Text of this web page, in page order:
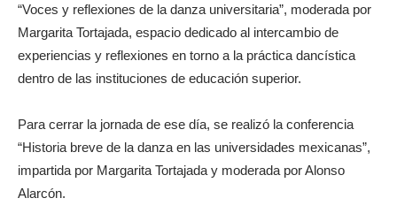
“Voces y reflexiones de la danza universitaria”, moderada por
Margarita Tortajada, espacio dedicado al intercambio de
experiencias y reflexiones en torno a la práctica dancística
dentro de las instituciones de educación superior.
Para cerrar la jornada de ese día, se realizó la conferencia
“Historia breve de la danza en las universidades mexicanas”,
impartida por Margarita Tortajada y moderada por Alonso
Alarcón.